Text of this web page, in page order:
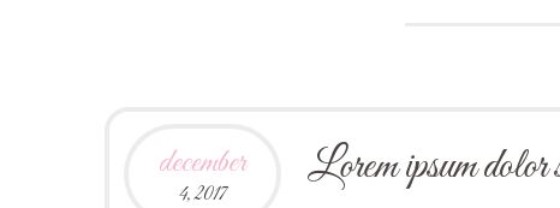
december
4,2017
Lorem ipsum dolor